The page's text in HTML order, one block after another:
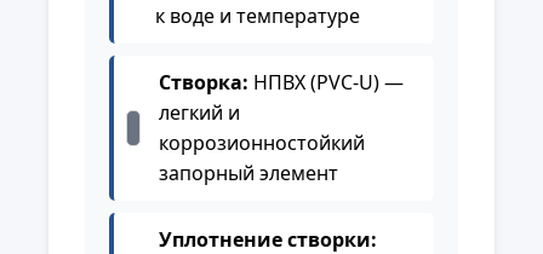
к воде и температуре
Створка: НПВХ (PVC-U) —
легкий и
коррозионностойкий
запорный элемент
Уплотнение створки: